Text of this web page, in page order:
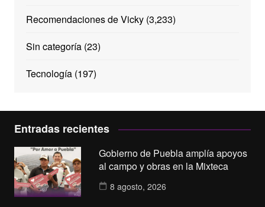
Recomendaciones de Vicky(3,233)
Sin categoría(23)
Tecnología(197)
Entradas recientes
Gobierno de Puebla amplía apoyos
al campo y obras en la Mixteca
8 agosto, 2026